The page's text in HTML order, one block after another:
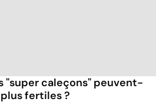
"super caleçons" peuvent-
fertiles ?